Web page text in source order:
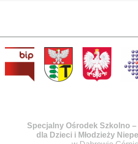
Specjalny Ośrodek Szkolno
dla Dzieci i Młodzieży